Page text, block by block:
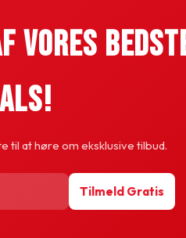
Vores
til at høre om eksklusive tilbud.
Tilmeld Gratis